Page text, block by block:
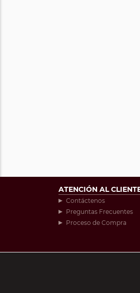
ATENCIÓN AL
Contáctenos
Preguntas Frecuentes
Proceso de Compra